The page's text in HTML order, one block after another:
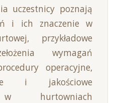
uczestnicy poznają
i ich znaczenie w
przykładowe
wymagań
operacyjne,
i jakościowe
hurtowniach